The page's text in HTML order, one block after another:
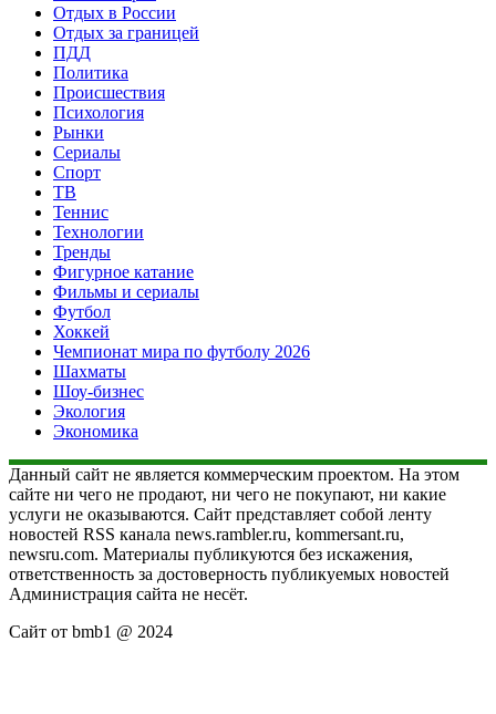
Отдых в России
Отдых за границей
ПДД
Политика
Происшествия
Психология
Рынки
Сериалы
Спорт
ТВ
Теннис
Технологии
Тренды
Фигурное катание
Фильмы и сериалы
Футбол
Хоккей
Чемпионат мира по футболу 2026
Шахматы
Шоу-бизнес
Экология
Экономика
Данный сайт не является коммерческим проектом. На этом
сайте ни чего не продают, ни чего не покупают, ни какие
услуги не оказываются. Сайт представляет собой ленту
новостей RSS канала news.rambler.ru, kommersant.ru,
newsru.com. Материалы публикуются без искажения,
ответственность за достоверность публикуемых новостей
Администрация сайта не несёт.
Сайт от bmb1 @ 2024